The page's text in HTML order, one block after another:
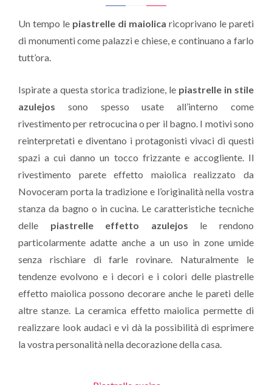
Un tempo le piastrelle di maiolica ricoprivano le pareti
di monumenti come palazzi e chiese, e continuano a farlo
tutt’ora.
Ispirate a questa storica tradizione, le piastrelle in stile
azulejos sono spesso usate all’interno come
rivestimento per retrocucina o per il bagno. I motivi sono
reinterpretati e diventano i protagonisti vivaci di questi
spazi a cui danno un tocco frizzante e accogliente. Il
rivestimento parete effetto maiolica realizzato da
Novoceram porta la tradizione e l’originalità nella vostra
stanza da bagno o in cucina. Le caratteristiche tecniche
delle piastrelle effetto azulejos le rendono
particolarmente adatte anche a un uso in zone umide
senza rischiare di farle rovinare. Naturalmente le
tendenze evolvono e i decori e i colori delle piastrelle
effetto maiolica possono decorare anche le pareti delle
altre stanze. La ceramica effetto maiolica permette di
realizzare look audaci e vi dà la possibilità di esprimere
la vostra personalità nella decorazione della casa.